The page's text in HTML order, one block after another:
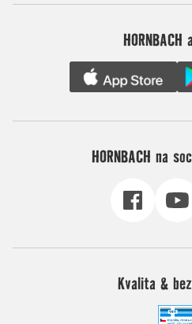
HORNBACH
HORNBACH na
Kvalita &